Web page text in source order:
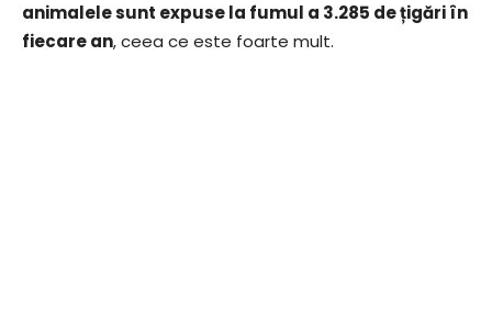
animalele sunt expuse la fumul a 3.285 de țigări în
fiecare an, ceea ce este foarte mult.